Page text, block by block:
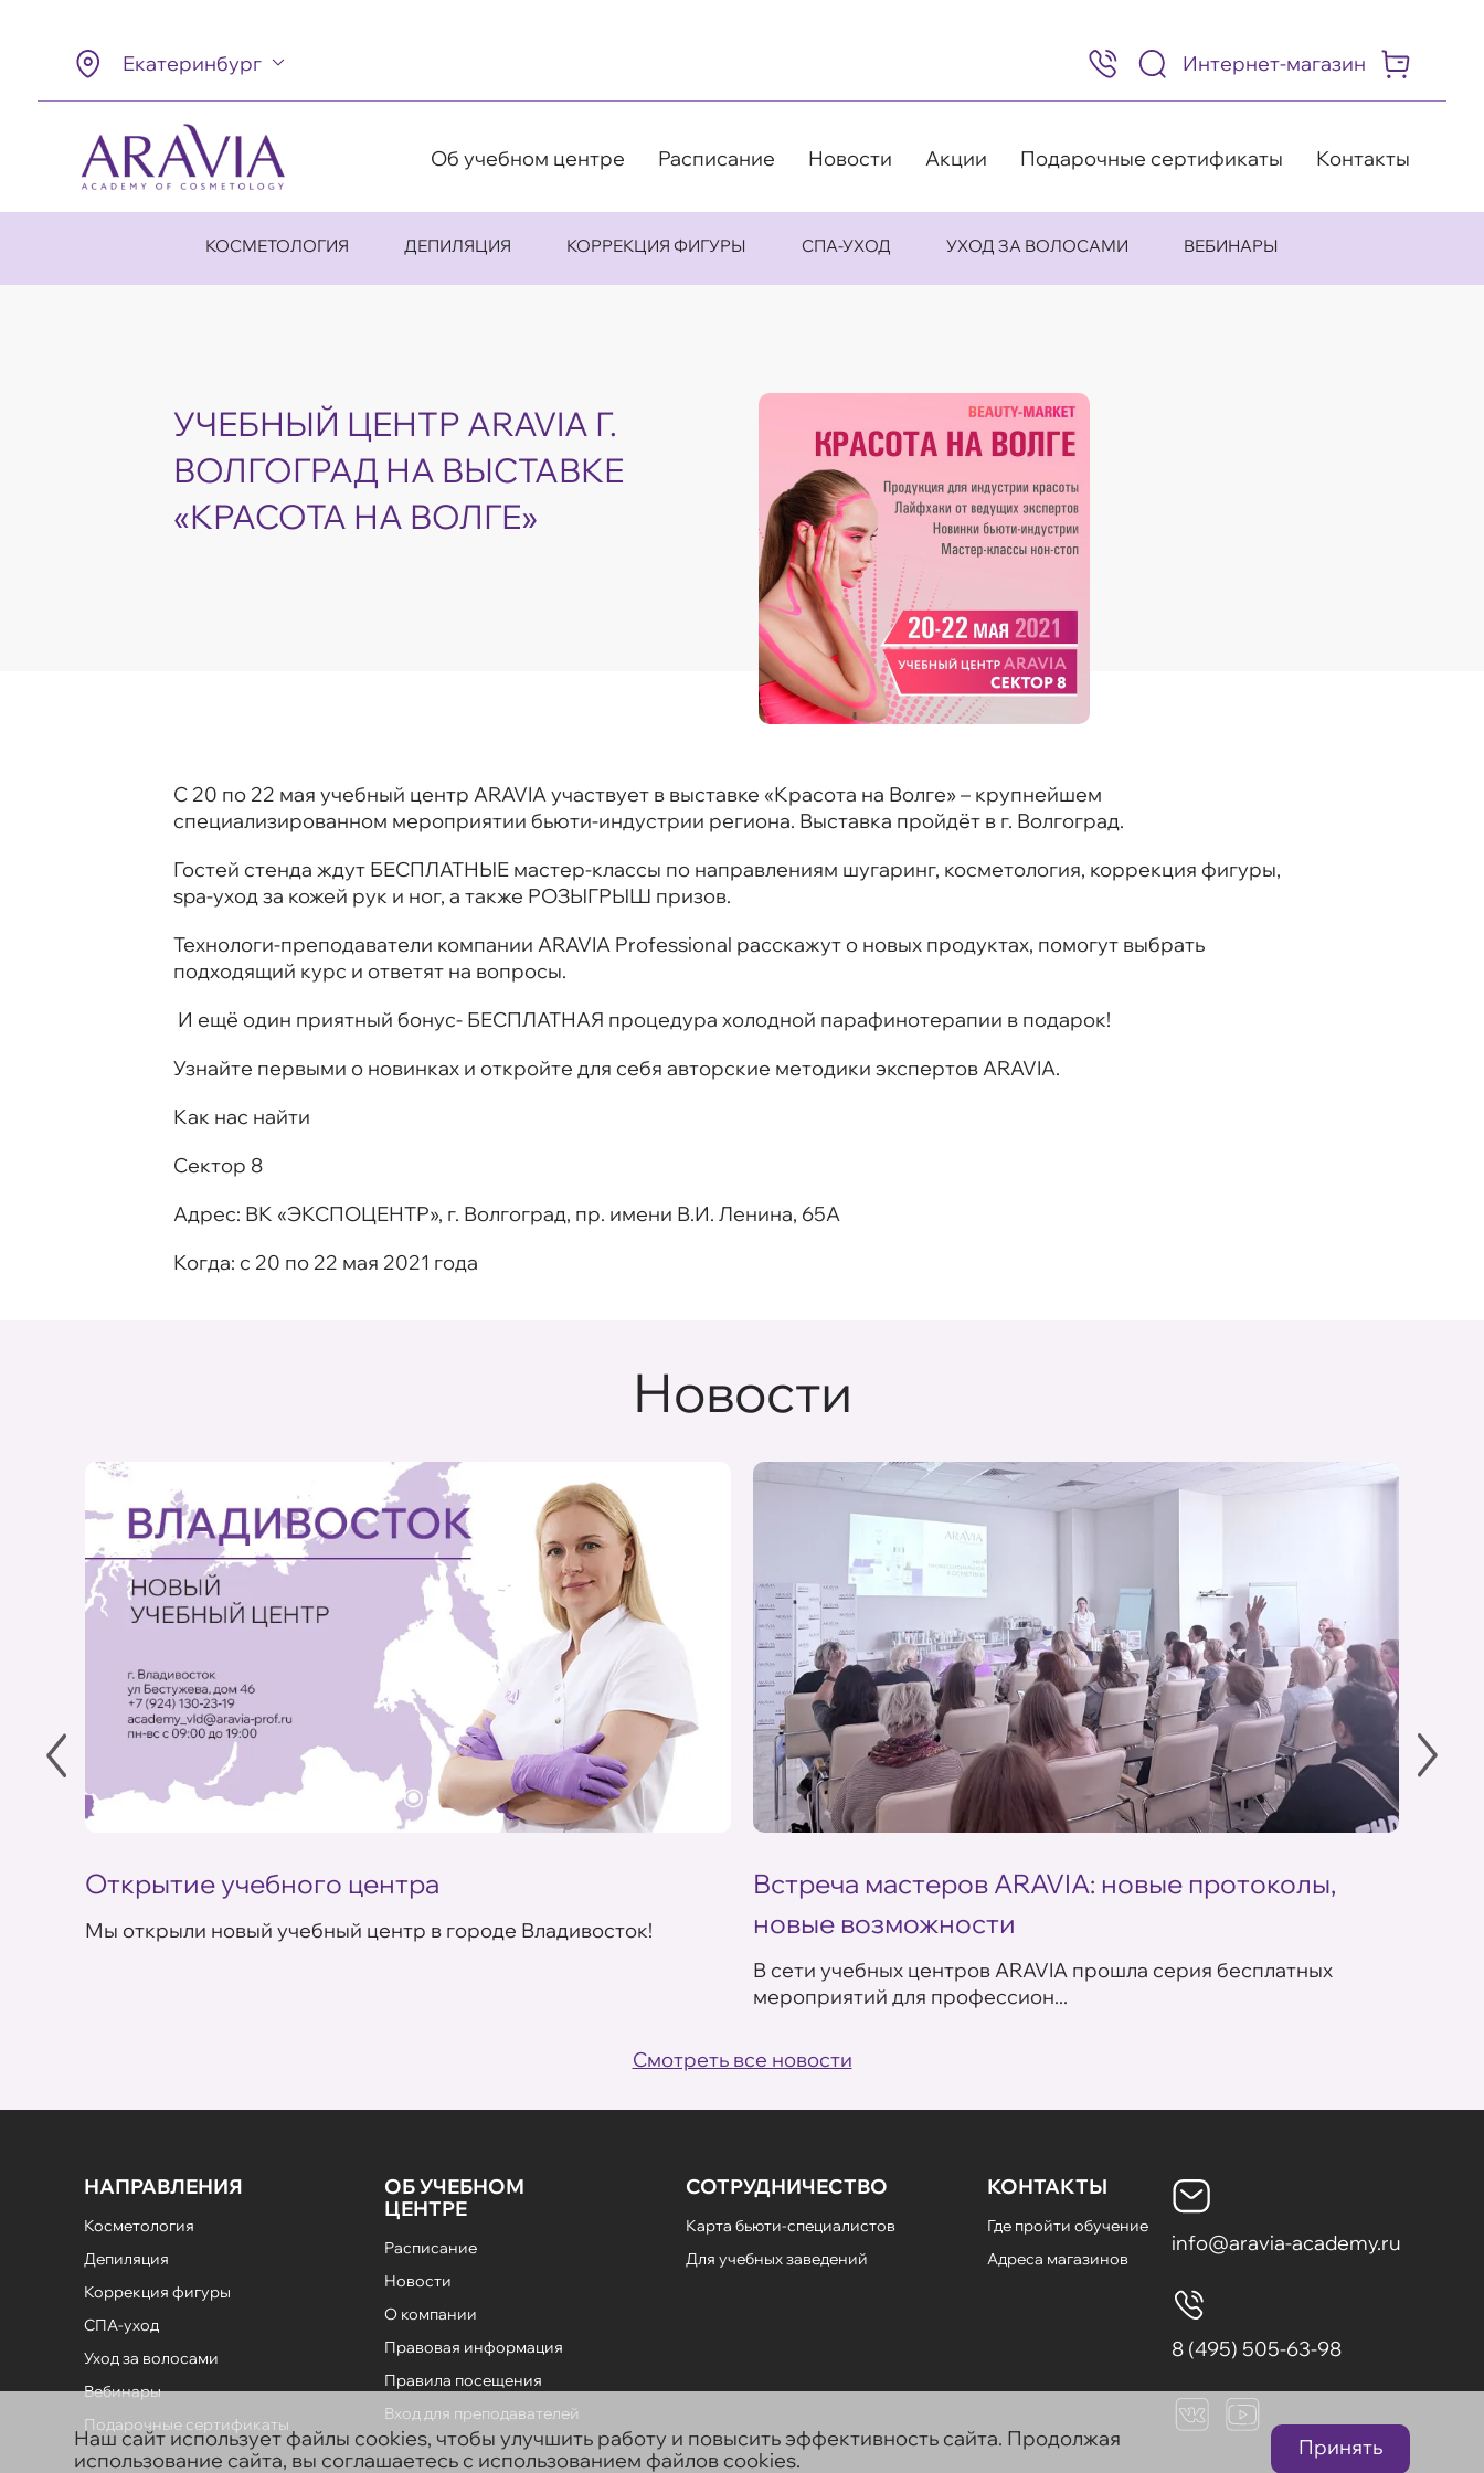
Екатеринбург
8
(495)
505-
98
Интернет-магазин
Об учебном центре Расписание Новости Акции Подарочные сертификаты Контакты
КОСМЕТОЛОГИЯ ДЕПИЛЯЦИЯ КОРРЕКЦИЯ ФИГУРЫ СПА-УХОД УХОД ЗА ВОЛОСАМИ ВЕБИНАРЫ
УЧЕБНЫЙ ЦЕНТР ARAVIA Г.
ВОЛГОГРАД НА ВЫСТАВКЕ
«КРАСОТА НА ВОЛГЕ»
C 20 по 22 мая учебный центр ARAVIA участвует в выставке «Красота на Волге» – крупнейшем
специализированном мероприятии бьюти-индустрии региона. Выставка пройдёт в г. Волгоград.
Гостей стенда ждут БЕСПЛАТНЫЕ мастер-классы по направлениям шугаринг, косметология, коррекция фигуры,
spa-уход за кожей рук и ног, а также РОЗЫГРЫШ призов.
Технологи-преподаватели компании ARAVIA Professional расскажут о новых продуктах, помогут выбрать
подходящий курс и ответят на вопросы.
И ещё один приятный бонус- БЕСПЛАТНАЯ процедура холодной парафинотерапии в подарок!
Узнайте первыми о новинках и откройте для себя авторские методики экспертов ARAVIA.
Как нас найти
Сектор 8
Адрес: ВК «ЭКСПОЦЕНТР», г. Волгоград, пр. имени В.И. Ленина, 65A
Когда: с 20 по 22 мая 2021 года
Новости
Открытие учебного центра
Мы открыли новый учебный центр в городе Владивосток!
Встреча мастеров ARAVIA: новые протоколы,
новые возможности
В сети учебных центров ARAVIA прошла серия бесплатных
мероприятий для профессион...
Смотреть все новости
НАПРАВЛЕНИЯ
Косметология
Депиляция
Коррекция фигуры
СПА-уход
Уход за волосами
Вебинары
Подарочные сертификаты
ОБ УЧЕБНОМ
ЦЕНТРЕ
Расписание
Новости
О компании
Правовая информация
Правила посещения
Вход для преподавателей
СОТРУДНИЧЕСТВО
Карта бьюти-специалистов
Для учебных заведений
КОНТАКТЫ
Где пройти обучение
Адреса магазинов
info@aravia-academy.ru
8 (495) 505-63-98
Наш сайт использует файлы cookies, чтобы улучшить работу и повысить эффективность сайта. Продолжая
использование сайта, вы соглашаетесь с использованием файлов cookies.
Принять